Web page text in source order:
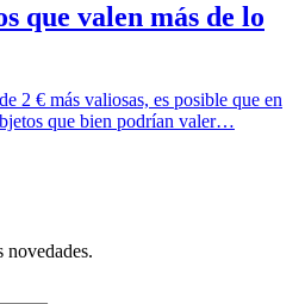
que valen más de lo
2 € más valiosas, es posible que en
que bien podrían valer…
novedades.